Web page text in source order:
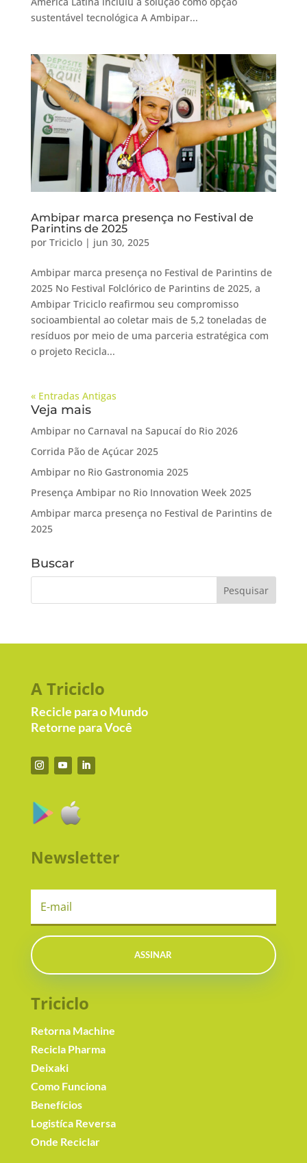
sustentável tecnológica A Ambipar...
Ambipar marca presença no Festival de
Parintins de 2025
por Triciclo| jun 30, 2025
Ambipar marca presença no Festival de Parintins de
2025 No Festival Folclórico de Parintins de 2025, a
Ambipar Triciclo reafirmou seu compromisso
socioambiental ao coletar mais de 5,2 toneladas de
resíduos por meio de uma parceria estratégica com
o projeto Recicla...
« Entradas Antigas
Veja mais
Ambipar no Carnaval na Sapucaí do Rio 2026
Corrida Pão de Açúcar 2025
Ambipar no Rio Gastronomia 2025
Presença Ambipar no Rio Innovation Week 2025
Ambipar marca presença no Festival de Parintins de
2025
Buscar
A Triciclo
Recicle para o Mundo
Retorne para Você
Newsletter
ASSINAR
Triciclo
Retorna Machine
Recicla Pharma
Deixaki
Como Funciona
Benefícios
Logistíca Reversa
Onde Reciclar